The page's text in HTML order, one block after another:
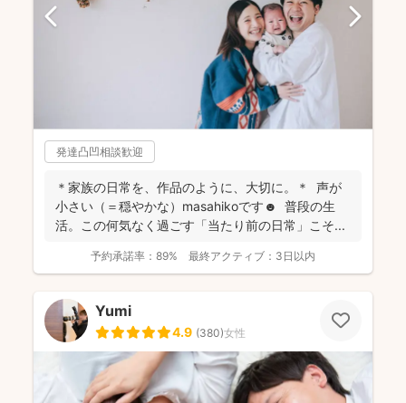
発達凸凹相談歓迎
＊家族の日常を、作品のように、大切に。＊ 声が
小さい（＝穏やかな）masahikoです☻ 普段の生
活。この何気なく過ごす「当たり前の日常」こそ...
予約承諾率： 89% 最終アクティブ： 3日以内
Yumi
4.9 (380)女性